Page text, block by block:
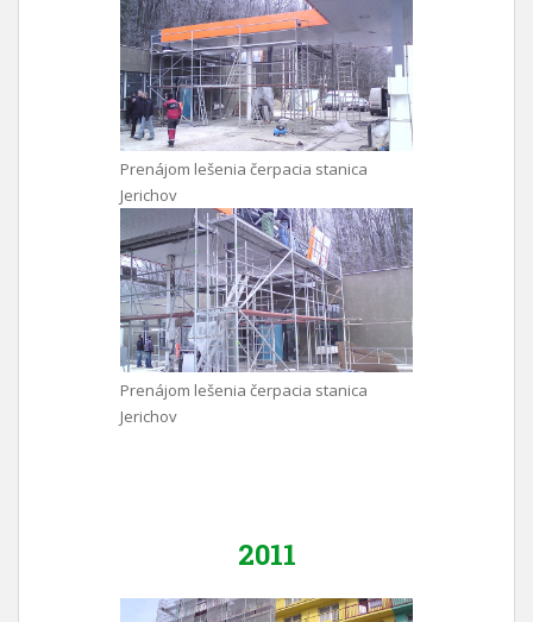
Prenájom lešenia čerpacia stanica
Jerichov
Prenájom lešenia čerpacia stanica
Jerichov
2011